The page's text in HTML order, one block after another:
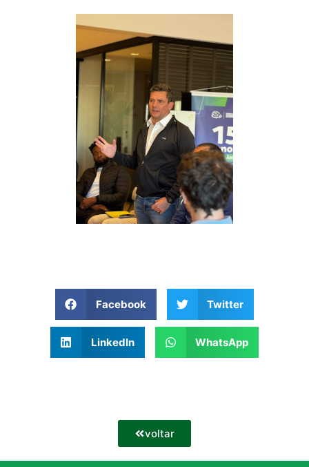
Facebook Twitter
LinkedIn WhatsApp
voltar